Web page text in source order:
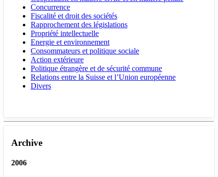
Concurrence
Fiscalité et droit des sociétés
Rapprochement des législations
Propriété intellectuelle
Energie et environnement
Consommateurs et politique sociale
Action extérieure
Politique étrangère et de sécurité commune
Relations entre la Suisse et l’Union européenne
Divers
Archive
2006